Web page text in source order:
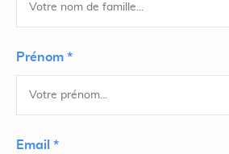
Prénom *
Email *